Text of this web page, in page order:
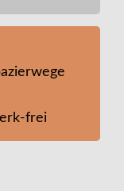
frei